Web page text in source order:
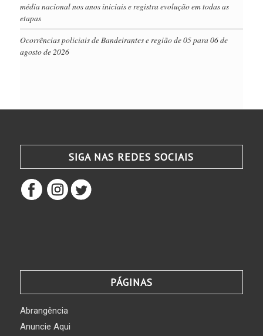
média nacional nos anos iniciais e registra evolução em todas as
etapas
Ocorrências policiais de Bandeirantes e região de 05 para 06 de
agosto de 2026
SIGA NAS REDES SOCIAIS
PÁGINAS
Abrangência
Anuncie Aqui